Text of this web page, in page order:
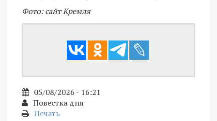
Фото: сайт Кремля
05/08/2026 - 16:21
Повестка дня
Печать